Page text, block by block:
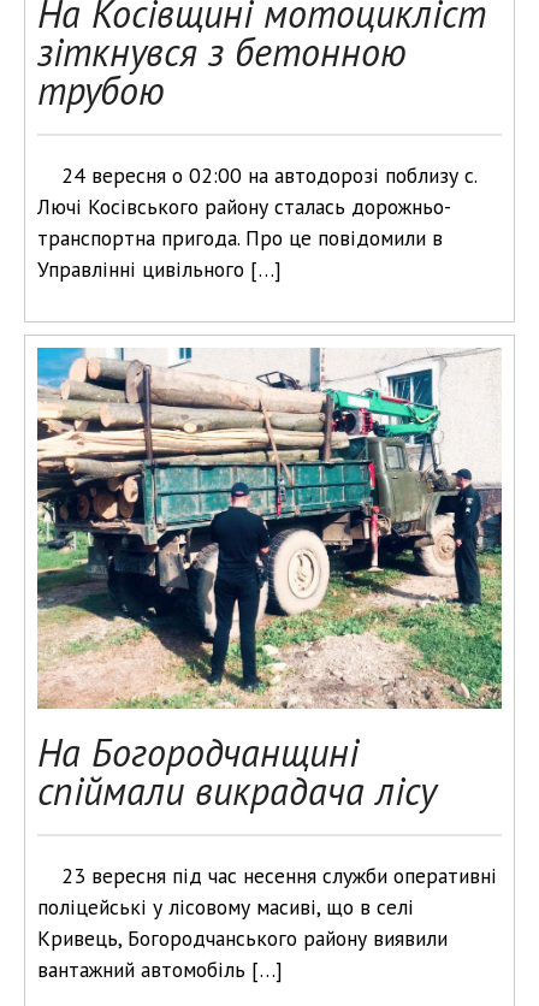
На Косівщині мотоцикліст
зіткнувся з бетонною
трубою
24 вересня о 02:00 на автодорозі поблизу с.
Лючі Косівського району сталась дорожньо-
транспортна пригода. Про це повідомили в
Управлінні цивільного […]
На Богородчанщині
спіймали викрадача лісу
23 вересня під час несення служби оперативні
поліцейські у лісовому масиві, що в селі
Кривець, Богородчанського району виявили
вантажний автомобіль […]